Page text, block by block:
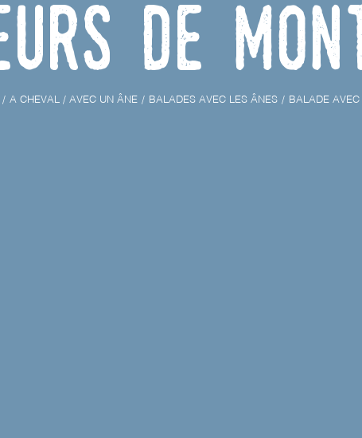
de
A CHEVAL / AVEC UN ÂNE BALADES AVEC LES ÂNES BALADE